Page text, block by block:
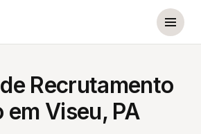
Recrutamento
em Viseu, PA